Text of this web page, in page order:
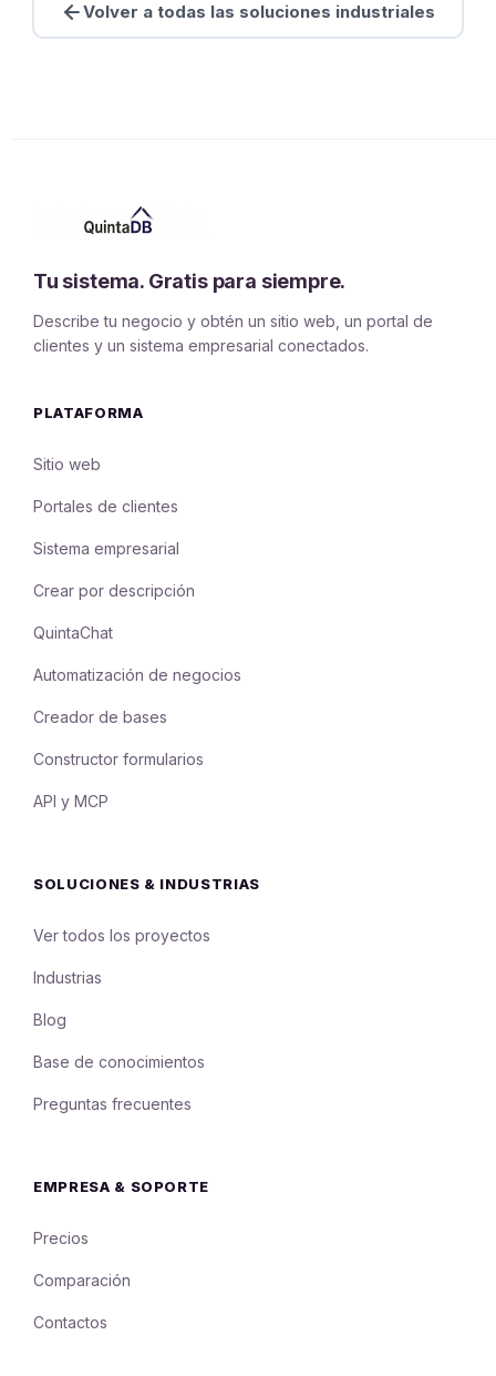
Volver a todas las soluciones industriales
Tu sistema. Gratis para siempre.
Describe tu negocio y obtén un sitio web, un portal de
clientes y un sistema empresarial conectados.
PLATAFORMA
Sitio web
Portales de clientes
Sistema empresarial
Crear por descripción
QuintaChat
Automatización de negocios
Creador de bases
Constructor formularios
API y MCP
SOLUCIONES & INDUSTRIAS
Ver todos los proyectos
Industrias
Blog
Base de conocimientos
Preguntas frecuentes
EMPRESA & SOPORTE
Precios
Comparación
Contactos